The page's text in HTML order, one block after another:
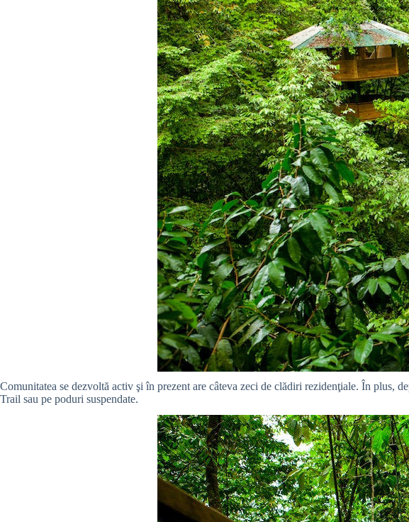
Comunitatea se dezvoltă activ şi în prezent are câteva zeci de clădiri rezidenţiale. În
Trail sau pe poduri suspendate.